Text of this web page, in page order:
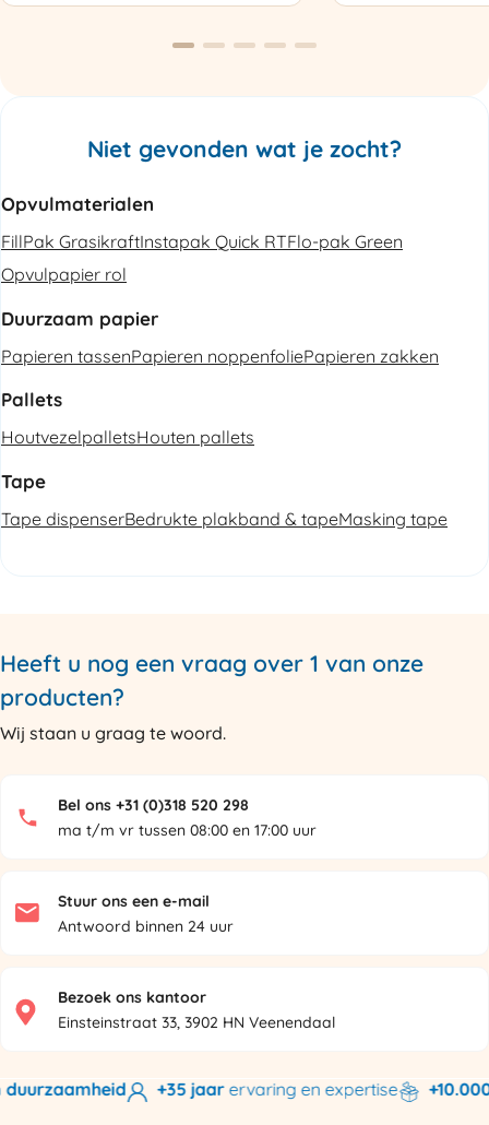
Refurbished
aantal
Niet gevonden wat je zocht?
Opvulmaterialen
FillPak GrasikraftInstapak Quick RTFlo-pak Green
Opvulpapier rol
Duurzaam papier
Papieren tassenPapieren noppenfoliePapieren zakken
Pallets
HoutvezelpalletsHouten pallets
Tape
Tape dispenserBedrukte plakband & tapeMasking tape
Heeft u nog een vraag over 1 van onze
producten?
Wij staan u graag te woord.
Bel ons +31 (0)318 520 298
ma t/m vr tussen 08:00 en 17:00 uur
Stuur ons een e-mail
Antwoord binnen 24 uur
Bezoek ons kantoor
Einsteinstraat 33, 3902 HN Veenendaal
+35 jaarervaring en expertise +10.000